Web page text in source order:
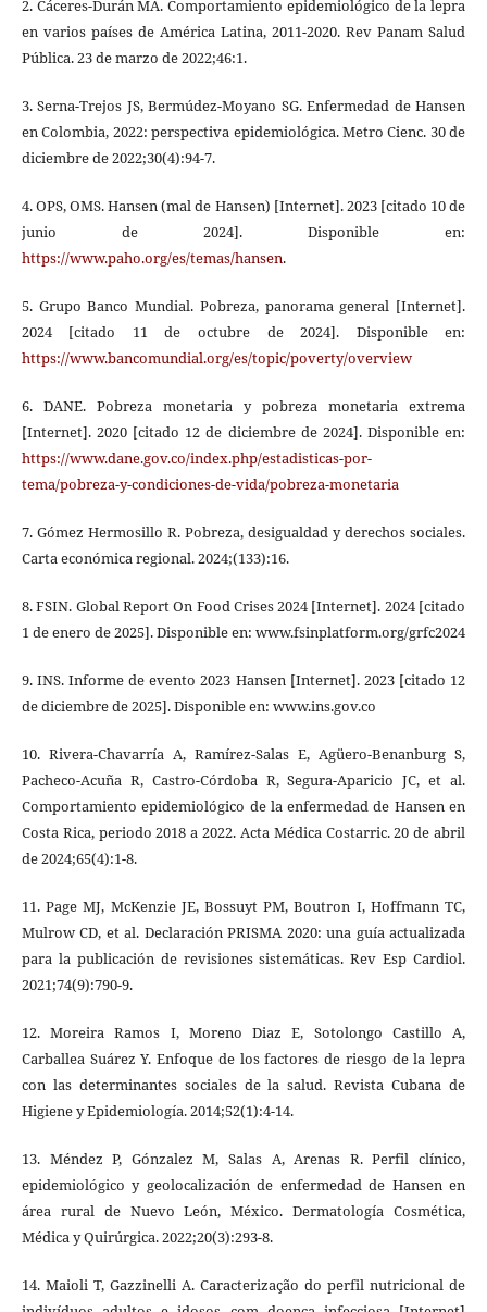
2. Cáceres-Durán MÁ. Comportamiento epidemiológico de la lepra
en varios países de América Latina, 2011-2020. Rev Panam Salud
Pública. 23 de marzo de 2022;46:1.
3. Serna-Trejos JS, Bermúdez-Moyano SG. Enfermedad de Hansen
en Colombia, 2022: perspectiva epidemiológica. Metro Cienc. 30 de
diciembre de 2022;30(4):94-7.
4. OPS, OMS. Hansen (mal de Hansen) [Internet]. 2023 [citado 10 de
junio de 2024]. Disponible en:
https://www.paho.org/es/temas/hansen.
5. Grupo Banco Mundial. Pobreza, panorama general [Internet].
2024 [citado 11 de octubre de 2024]. Disponible en:
https://www.bancomundial.org/es/topic/poverty/overview
6. DANE. Pobreza monetaria y pobreza monetaria extrema
[Internet]. 2020 [citado 12 de diciembre de 2024]. Disponible en:
https://www.dane.gov.co/index.php/estadisticas-por-
tema/pobreza-y-condiciones-de-vida/pobreza-monetaria
7. Gómez Hermosillo R. Pobreza, desigualdad y derechos sociales.
Carta económica regional. 2024;(133):16.
8. FSIN. Global Report On Food Crises 2024 [Internet]. 2024 [citado
1 de enero de 2025]. Disponible en: www.fsinplatform.org/grfc2024
9. INS. Informe de evento 2023 Hansen [Internet]. 2023 [citado 12
de diciembre de 2025]. Disponible en: www.ins.gov.co
10. Rivera-Chavarría A, Ramírez-Salas E, Agüero-Benanburg S,
Pacheco-Acuña R, Castro-Córdoba R, Segura-Aparicio JC, et al.
Comportamiento epidemiológico de la enfermedad de Hansen en
Costa Rica, periodo 2018 a 2022. Acta Médica Costarric. 20 de abril
de 2024;65(4):1-8.
11. Page MJ, McKenzie JE, Bossuyt PM, Boutron I, Hoffmann TC,
Mulrow CD, et al. Declaración PRISMA 2020: una guía actualizada
para la publicación de revisiones sistemáticas. Rev Esp Cardiol.
2021;74(9):790-9.
12. Moreira Ramos I, Moreno Diaz E, Sotolongo Castillo A,
Carballea Suárez Y. Enfoque de los factores de riesgo de la lepra
con las determinantes sociales de la salud. Revista Cubana de
Higiene y Epidemiología. 2014;52(1):4-14.
13. Méndez P, Gónzalez M, Salas A, Arenas R. Perfil clínico,
epidemiológico y geolocalización de enfermedad de Hansen en
área rural de Nuevo León, México. Dermatología Cosmética,
Médica y Quirúrgica. 2022;20(3):293-8.
14. Maioli T, Gazzinelli A. Caracterização do perfil nutricional de